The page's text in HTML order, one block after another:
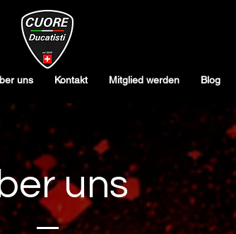
uns Kontakt Mitglied werden Blog
uns